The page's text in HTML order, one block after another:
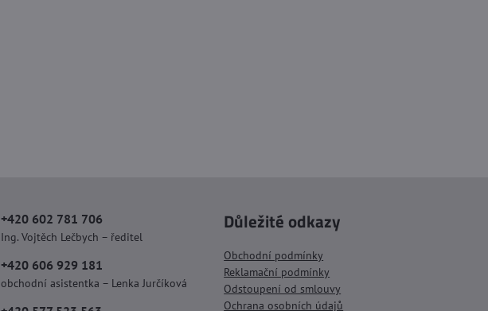
+420 602 781 706
Ing. Vojtěch Lečbych – ředitel
+420 606 929 181
obchodní asistentka – Lenka Jurčíková
Důležité odkazy
Obchodní podmínky
Reklamační podmínky
Odstoupení od smlouvy
Ochrana osobních údajů